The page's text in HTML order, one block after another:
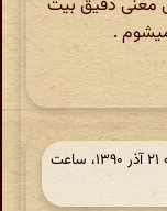
معنی دقیق بیت
.
در ‫۱۴ سال و ۸ ماه قبل، دوشنبه ۲۱ آذر ۱۳۹۰، ساعت